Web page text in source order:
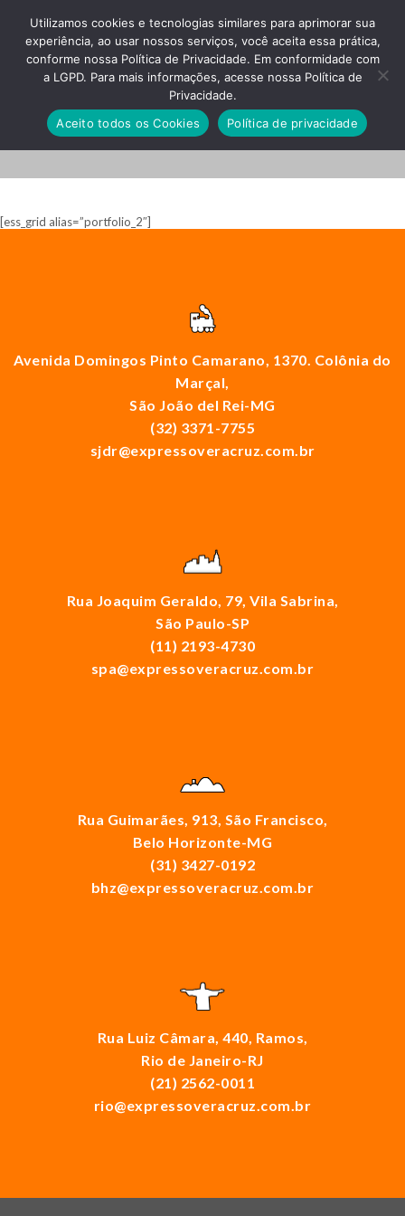
PROJECTS
[ess_grid alias=”portfolio_2″]
Avenida Domingos Pinto Camarano, 1370. Colônia do
Marçal,
São João del Rei-MG
(32) 3371-7755
sjdr@expressoveracruz.com.br
Rua Joaquim Geraldo, 79, Vila Sabrina,
São Paulo-SP
(11) 2193-4730
spa@expressoveracruz.com.br
Rua Guimarães, 913, São Francisco,
Belo Horizonte-MG
(31) 3427-0192
bhz@expressoveracruz.com.br
Rua Luiz Câmara, 440, Ramos,
Rio de Janeiro-RJ
(21) 2562-0011
rio@expressoveracruz.com.br
Utilizamos cookies e tecnologias similares para aprimorar sua
experiência, ao usar nossos serviços, você aceita essa prática,
conforme nossa Política de Privacidade. Em conformidade com
a LGPD. Para mais informações, acesse nossa Política de
Privacidade.
Aceito todos os Cookies
Política de privacidade